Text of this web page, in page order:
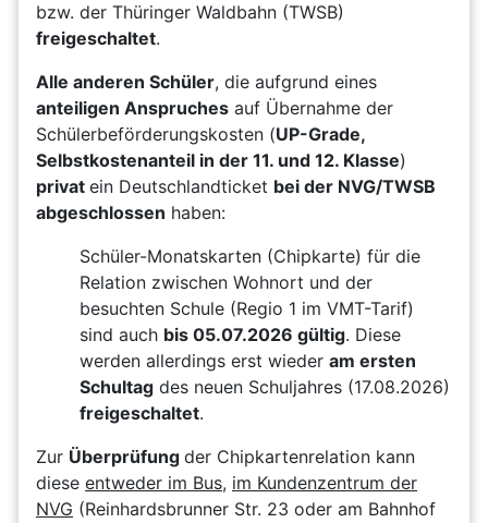
bzw. der Thüringer Waldbahn (TWSB)
freigeschaltet.
Alle anderen Schüler, die aufgrund eines
anteiligen Anspruches auf Übernahme der
Schülerbeförderungskosten (UP-Grade,
Selbstkostenanteil in der 11. und 12. Klasse)
privat ein Deutschlandticket bei der NVG/TWSB
abgeschlossen haben:
Schüler-Monatskarten (Chipkarte) für die
Relation zwischen Wohnort und der
besuchten Schule (Regio 1 im VMT-Tarif)
sind auch bis 05.07.2026 gültig. Diese
werden allerdings erst wieder am ersten
Schultag des neuen Schuljahres (17.08.2026)
freigeschaltet.
Zur Überprüfung der Chipkartenrelation kann
diese entweder im Bus, im Kundenzentrum der
NVG (Reinhardsbrunner Str. 23 oder am Bahnhof